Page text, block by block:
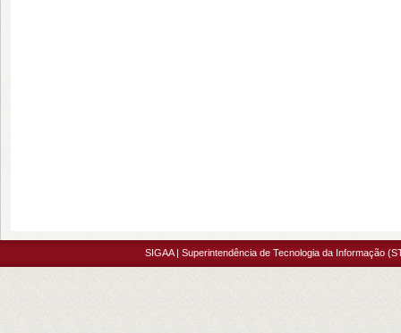
SIGAA | Superintendência de Tecnologia da Informação